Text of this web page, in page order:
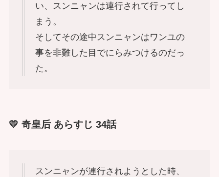
い、スンニャンは連行されて行ってし
まう。
そしてその途中スンニャンはワンユの
事を非難した目でにらみつけるのだっ
た。
💛 奇皇后 あらすじ 34話
スンニャンが連行されようとした時、